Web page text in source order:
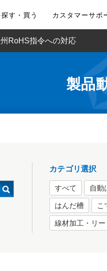
す・買う カスタマーサポ
RoHS指令への対応
製品
カテゴリ選択
すべて 自動
はんだ槽 こ
線材加工・リー